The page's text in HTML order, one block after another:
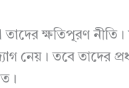
ক্ষতিপূরণ নীতি।
নেয়। তবে তাদের